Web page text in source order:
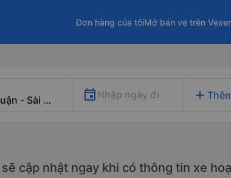
Đơn hàng của tôiMở bán vé trên
Nhập ngày đi add
cập nhật ngay khi có thông tin xe